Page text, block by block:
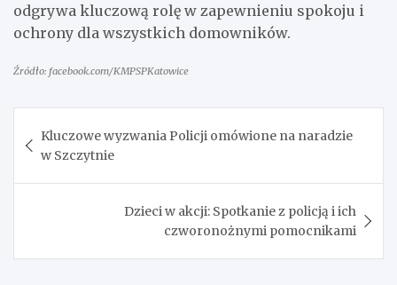
odgrywa kluczową rolę w zapewnieniu spokoju i
ochrony dla wszystkich domowników.
Źródło: facebook.com/KMPSPKatowice
wpisu
Kluczowe wyzwania Policji omówione na naradzie
w Szczytnie
Dzieci w akcji: Spotkanie z policją i ich
czworonożnymi pomocnikami